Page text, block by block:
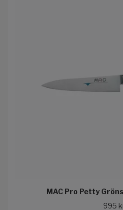
MAC Pro Petty
995